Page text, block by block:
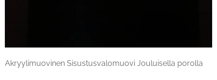
Akryylimuovinen Sisustusvalomuovi Jouluisella porolla